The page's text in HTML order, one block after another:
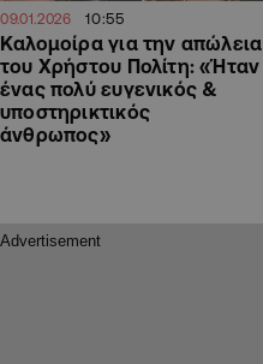
09.01.2026 10:55
Καλομοίρα για την απώλεια
του Χρήστου Πολίτη: «Ήταν
ένας πολύ ευγενικός &
υποστηρικτικός
άνθρωπος»